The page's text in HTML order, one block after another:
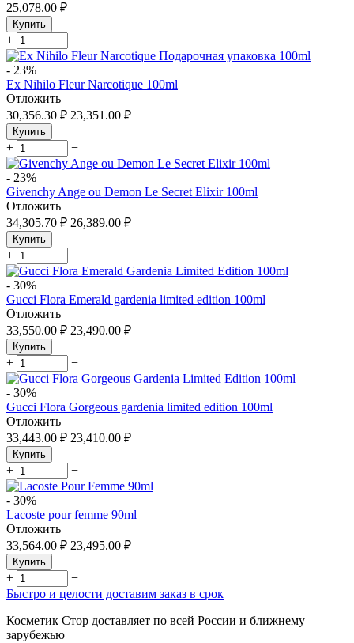
25,078.00 ₽
Купить
+ −
- 23%
Ex Nihilo Fleur Narcotique 100ml
Отложить
30,356.30 ₽ 23,351.00 ₽
Купить
+ −
- 23%
Givenchy Ange ou Demon Le Secret Elixir 100ml
Отложить
34,305.70 ₽ 26,389.00 ₽
Купить
+ −
- 30%
Gucci Flora Emerald gardenia limited edition 100ml
Отложить
33,550.00 ₽ 23,490.00 ₽
Купить
+ −
- 30%
Gucci Flora Gorgeous gardenia limited edition 100ml
Отложить
33,443.00 ₽ 23,410.00 ₽
Купить
+ −
- 30%
Lacoste pour femme 90ml
Отложить
33,564.00 ₽ 23,495.00 ₽
Купить
+
−
Быстро и целости доставим заказ в срок
Косметик Стор доставляет по всей России и ближнему
зарубежью